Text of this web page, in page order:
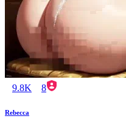
9.8K 8
Rebecca